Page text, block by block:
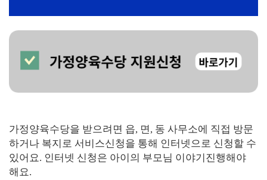
가정양육수당을 받으려면 읍, 면, 동 사무소에 직접 방문
하거나 복지로 서비스신청을 통해 인터넷으로 신청할 수
있어요. 인터넷 신청은 아이의 부모님 이야기진행해야
해요.